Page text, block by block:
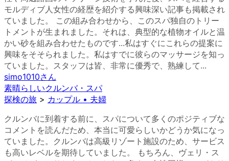
モルディブ人女性の経歴を紹介する興味深い記事も掲載され
ていました。 この組み合わせから、このスパ独自のトリー
トメントが生まれました。それは、典型的な植物オイルと温
かい砂を組み合わせたものです...私はすぐにこれらの提案に
興味をそそられました。私はすでに彼らのマッサージを知っ
ていました。スタッフは皆、非常に優秀で、熟練して...
simo1010さん
素晴らしいクルンバ・スパ
探検の旅 > カップル • 夫婦
クルンバに到着する前に、スパについて多くのポジティブな
コメントを読んだため、本当に可愛らしいかどうか気になっ
ていました。クルンバは高級リゾート施設のため、サービス
も高いレベルを期待していました。 もちろん、ヴェリ・ス